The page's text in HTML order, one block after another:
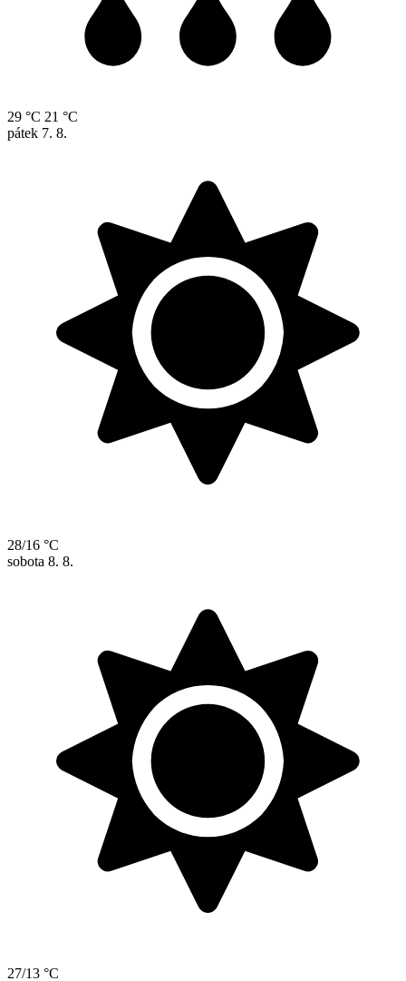
29 °C 21 °C
pátek 7. 8.
28/16 °C
sobota 8. 8.
27/13 °C